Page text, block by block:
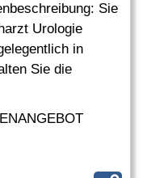
Sie
Urologie
in
Sie die